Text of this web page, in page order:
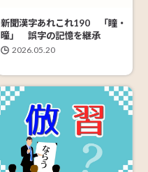
新聞漢字あれこれ190 「瞳・
曈」 誤字の記憶を継承
2026.05.20